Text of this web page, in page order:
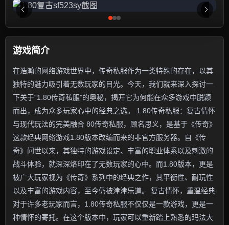
游戏简介
在浩瀚的网络游戏世界中，传奇私服作为一类特殊的存在，以其
独特的魅力吸引着无数玩家的目光。今天，我们就来深入探讨一
下关于“1.80传奇私服”的奥秘，揭开它为何能在众多游戏中脱颖
而出，成为众多玩家心中的经典之选。 1.80传奇私服：复古情怀
与现代玩法的完美融合 80传奇私服，顾名思义，是基于《传奇》
这款经典网络游戏1.80版本改编而来的非官方服务器。自《传
奇》问世以来，其独特的游戏设定、丰富的职业体系以及刺激的
战斗体验，就深深烙印在了无数玩家的心中。而1.80版本，更是
被广大玩家视为《传奇》系列中的经典之作，其平衡性、耐玩性
以及丰富的游戏内容，至今仍被津津乐道。 复古情怀，重温经典
对于许多老玩家而言，1.80传奇私服不仅仅是一款游戏，更是一
种情怀的寄托。在这个版本中，玩家可以重新踏上熟悉的玛法大